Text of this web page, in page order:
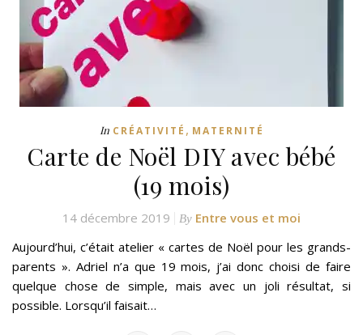
In CRÉATIVITÉ , MATERNITÉ
Carte de Noël DIY avec bébé
(19 mois)
14 décembre 2019 By Entre vous et moi
Aujourd’hui, c’était atelier « cartes de Noël pour les grands-
parents ». Adriel n’a que 19 mois, j’ai donc choisi de faire
quelque chose de simple, mais avec un joli résultat, si
possible. Lorsqu’il faisait…